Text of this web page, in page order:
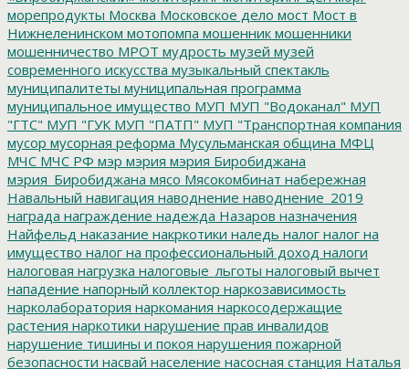
морепродукты Москва Московское дело мост Мост в
Нижнеленинском мотопомпа мошенник мошенники
мошенничество МРОТ мудрость музей музей
современного искусства музыкальный спектакль
муниципалитеты муниципальная программа
муниципальное имущество МУП МУП "Водоканал" МУП
"ГТС" МУП "ГУК МУП "ПАТП" МУП "Транспортная компания
мусор мусорная реформа Мусульманская община МФЦ
МЧС МЧС РФ мэр мэрия мэрия Биробиджана
мэрия_Биробиджана мясо Мясокомбинат набережная
Навальный навигация наводнение наводнение_2019
награда награждение надежда Назаров назначения
Найфельд наказание накркотики наледь налог налог на
имущество налог на профессиональный доход налоги
налоговая нагрузка налоговые_льготы налоговый вычет
нападение напорный коллектор наркозависимость
нарколаборатория наркомания наркосодержащие
растения наркотики нарушение прав инвалидов
нарушение тишины и покоя нарушения пожарной
безопасности насвай население насосная станция Наталья